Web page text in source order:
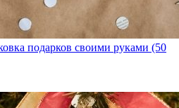
подарков своими руками (50